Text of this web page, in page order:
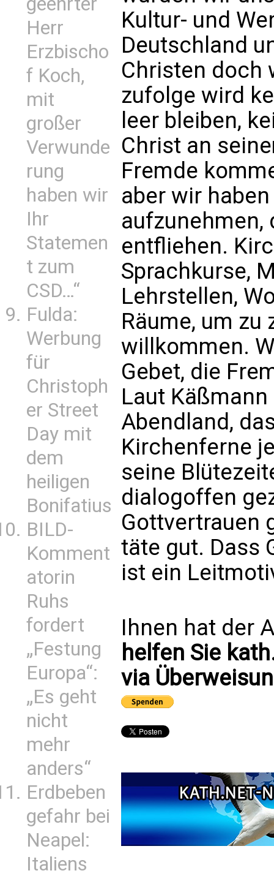
Herr
Erzbischo
f Koch,
mit
großer
Verwunde
rung
haben wir
Ihr
Statemen
t zum
CSD…“
Fulda:
Werbung
für
Christoph
er Street
Day mit
dem
heiligen
Bonifatius
BILD-
Komment
atorin
Ruhs
fordert
„Festung
Europa“:
„Es geht
nicht
mehr
anders“
Erdbeben
gefahr bei
Neapel:
Italiens
Kultur- und
Deutschland
Christen doch
zufolge wird
leer bleiben,
Christ an
Fremde
aber wir
aufzunehmen,
entfliehen.
Sprachkurse,
Lehrstellen,
Räume, um zu
willkommen.
Gebet, die
Laut
Abendland,
Kirchenferne
seine
dialogoffen
Gottvertrauen
täte gut. Dass
ist ein
Ihnen hat der
helfen Sie
via